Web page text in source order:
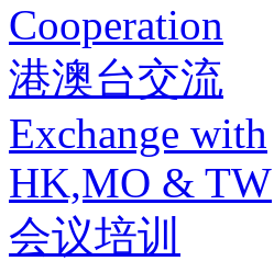
Cooperation
港澳台交流
Exchange with
HK,MO & TW
会议培训